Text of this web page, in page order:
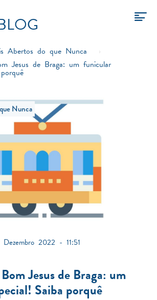
Abertos do que Nunca
›
Jesus de Braga: um funicular
Nunca
Dezembro 2022 - 11:51
Jesus de Braga: um
Saiba porquê